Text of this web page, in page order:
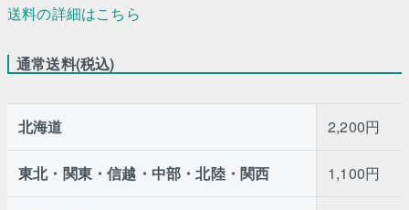
送料の詳細はこちら
通常送料(税込)
北海道 2,200円
東北・関東・信越・中部・北陸・関西 1,100円